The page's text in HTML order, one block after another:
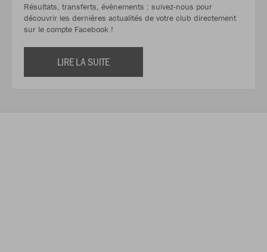
Résultats, transferts, évènements : suivez-nous pour
découvrir les dernières actualités de votre club directement
sur le compte Facebook !
LIRE LA SUITE